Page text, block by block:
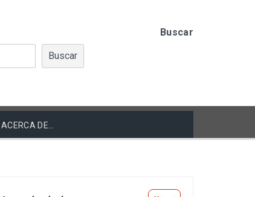
Buscar
Buscar
ACERCA DE…